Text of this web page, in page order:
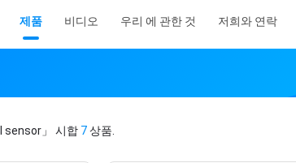
제품 비디오 우리 에 관한 것 저희와 연락
sensor」 시합 7상품.